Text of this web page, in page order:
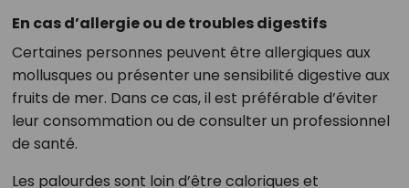
En cas d’allergie ou de troubles digestifs
Certaines personnes peuvent être allergiques aux
mollusques ou présenter une sensibilité digestive aux
fruits de mer. Dans ce cas, il est préférable d’éviter
leur consommation ou de consulter un professionnel
de santé.
Les palourdes sont loin d’être caloriques et